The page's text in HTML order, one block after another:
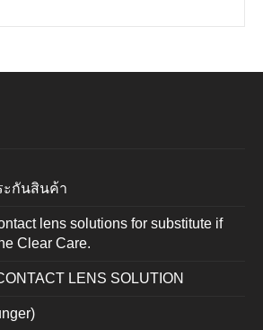
ะกันสินค้า
lens solutions for substitute if
Clear Care.
LENS SOLUTION